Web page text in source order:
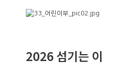
2026 섬기는 이